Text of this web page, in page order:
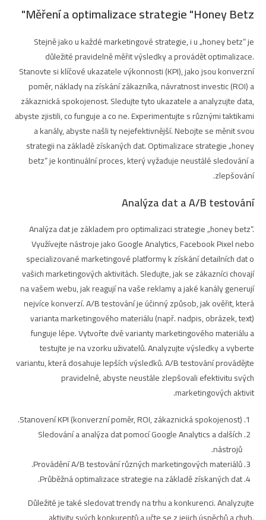
Měření a optimalizace strategie "Honey Betz"
Stejně jako u každé marketingové strategie, i u „honey betz“ je
důležité pravidelně měřit výsledky a provádět optimalizace.
Stanovte si klíčové ukazatele výkonnosti (KPI), jako jsou konverzní
poměr, náklady na získání zákazníka, návratnost investic (ROI) a
zákaznická spokojenost. Sledujte tyto ukazatele a analyzujte data,
abyste zjistili, co funguje a co ne. Experimentujte s různými taktikami
a kanály, abyste našli ty nejefektivnější. Nebojte se měnit svou
strategii na základě získaných dat. Optimalizace strategie „honey
betz“ je kontinuální proces, který vyžaduje neustálé sledování a
zlepšování.
Analýza dat a A/B testování
Analýza dat je základem pro optimalizaci strategie „honey betz“.
Využívejte nástroje jako Google Analytics, Facebook Pixel nebo
specializované marketingové platformy k získání detailních dat o
vašich marketingových aktivitách. Sledujte, jak se zákazníci chovají
na vašem webu, jak reagují na vaše reklamy a jaké kanály generují
nejvíce konverzí. A/B testování je účinný způsob, jak ověřit, která
varianta marketingového materiálu (např. nadpis, obrázek, text)
funguje lépe. Vytvořte dvě varianty marketingového materiálu a
testujte je na vzorku uživatelů. Analyzujte výsledky a vyberte
variantu, která dosahuje lepších výsledků. A/B testování provádějte
pravidelně, abyste neustále zlepšovali efektivitu svých
marketingových aktivit.
Stanovení KPI (konverzní poměr, ROI, zákaznická spokojenost).
Sledování a analýza dat pomocí Google Analytics a dalších
nástrojů.
Provádění A/B testování různých marketingových materiálů.
Průběžná optimalizace strategie na základě získaných dat.
Důležité je také sledovat trendy na trhu a konkurenci. Analyzujte